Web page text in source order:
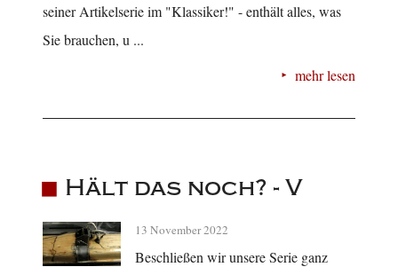
seiner Artikelserie im "Klassiker!" - enthält alles, was
Sie brauchen, u ...
mehr lesen
Hält das noch? - V
13 November 2022
Beschließen wir unsere Serie ganz